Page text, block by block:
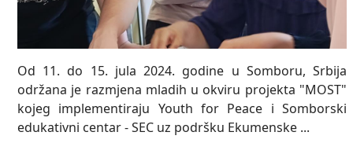
Od 11. do 15. jula 2024. godine u Somboru, Srbija
održana je razmjena mladih u okviru projekta "MOST"
kojeg implementiraju Youth for Peace i Somborski
edukativni centar - SEC uz podršku Ekumenske ...